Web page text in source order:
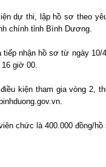
dự thi, lập hồ sơ theo
chính tỉnh Bình Dương.
tiếp nhận hồ sơ từ ngày
giờ 00.
kiện tham gia vòng 2,
chức là 400.000 đồng/hồ